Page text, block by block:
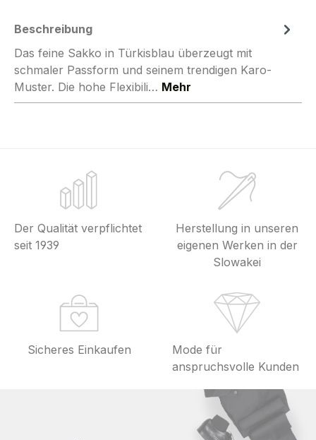
Beschreibung
Das feine Sakko in Türkisblau überzeugt mit
schmaler Passform und seinem trendigen Karo-
Muster. Die hohe Flexibili… Mehr
Der Qualität verpflichtet
seit 1939
Herstellung in unseren
eigenen Werken in der
Slowakei
Sicheres Einkaufen
Mode für
anspruchsvolle Kunden